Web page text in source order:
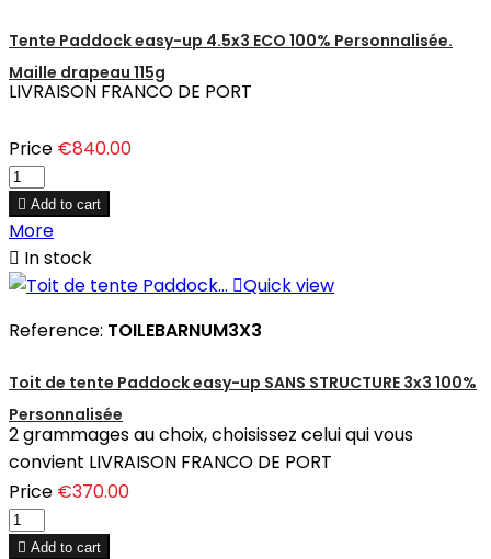
Tente Paddock easy-up 4.5x3 ECO 100% Personnalisée.
Maille drapeau 115g
LIVRAISON FRANCO DE PORT
Price €840.00
 Add to cart
More
 In stock
Quick view
Reference: TOILEBARNUM3X3
Toit de tente Paddock easy-up SANS STRUCTURE 3x3 100%
Personnalisée
2 grammages au choix, choisissez celui qui vous
convient LIVRAISON FRANCO DE PORT
Price €370.00
 Add to cart